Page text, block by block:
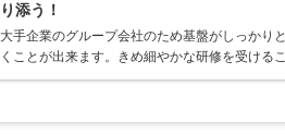
り添う！
大手企業のグループ会社のため基盤がしっかり
くことが出来ます。きめ細やかな研修を受け